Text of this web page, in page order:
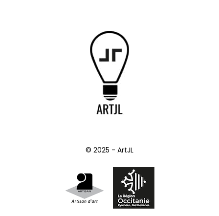
© 2025 - ArtJL